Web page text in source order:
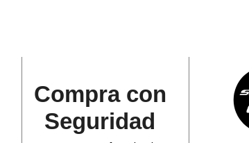
Compra con
Seguridad​